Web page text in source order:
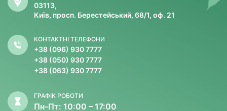
03113,
Київ, просп. Берестейський, 68/1, оф. 21
КОНТАКТНІ ТЕЛЕФОНИ
+38 (096) 930 7777
+38 (050) 930 7777
+38 (063) 930 7777
ГРАФІК РОБОТИ
Пн-Пт: 10:00 – 17:00